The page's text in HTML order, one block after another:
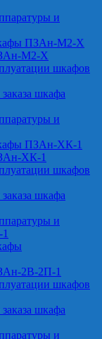
и
ПЗАн-М2-Х
М2-Х
шкафов
шкафа
и
ПЗАн-ХК-1
ХК-1
шкафов
шкафа
и
2В-2П-1
шкафов
шкафа
и